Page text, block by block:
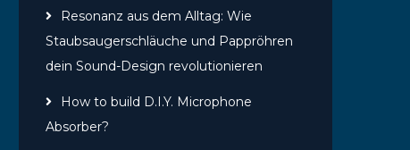
Resonanz aus dem Alltag: Wie
Staubsaugerschläuche und Pappröhren
dein Sound-Design revolutionieren
How to build D.I.Y. Microphone
Absorber?